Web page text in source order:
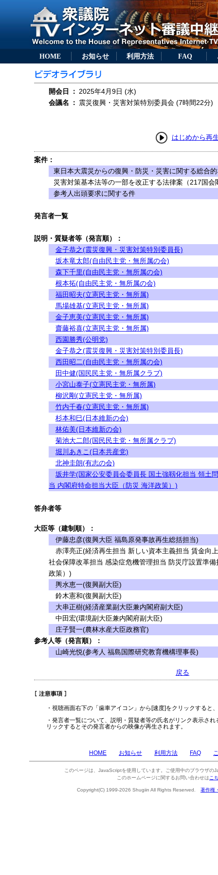
HOME お知らせ 利用方法 FAQ
開会日 ： 2025年4月9日 (水)
会議名
： 震災復興・災害対策特別委員会 (7時間22分)
はじめから再
案件：
東日本大震災からの復興・防災・災害に関する総合
災害対策基本法等の一部を改正する法律案（217国会
参考人出頭要求に関する件
発言者一覧
説明・質疑者等（発言順）：
金子恭之(震災復興・災害対策特別委員長)
坂本竜太郎(自由民主党・無所属の会)
森下千里(自由民主党・無所属の会)
根本拓(自由民主党・無所属の会)
福田昭夫(立憲民主党・無所属)
馬場雄基(立憲民主党・無所属)
金子恵美(立憲民主党・無所属)
齋藤裕喜(立憲民主党・無所属)
西園勝秀(公明党)
金子恭之(震災復興・災害対策特別委員長)
西田昭二(自由民主党・無所属の会)
田中健(国民民主党・無所属クラブ)
小宮山泰子(立憲民主党・無所属)
柳沢剛(立憲民主党・無所属)
竹内千春(立憲民主党・無所属)
杉本和巳(日本維新の会)
林佑美(日本維新の会)
菊池大二郎(国民民主党・無所属クラブ)
堀川あきこ(日本共産党)
北神圭朗(有志の会)
坂井学(国家公安委員会委員長 国土強靱化担当 領土
当 内閣府特命担当大臣（防災 海洋政策）)
答弁者等
大臣等（建制順）：
伊藤忠彦(復興大臣 福島原発事故再生総括担当)
赤澤亮正(経済再生担当 新しい資本主義担当 賃金向
社会保障改革担当 感染症危機管理担当 防災庁設置準
政策）)
輿水恵一(復興副大臣)
鈴木憲和(復興副大臣)
大串正樹(経済産業副大臣兼内閣府副大臣)
中田宏(環境副大臣兼内閣府副大臣)
庄子賢一(農林水産大臣政務官)
参考人等（発言順）：
山崎光悦(参考人 福島国際研究教育機構理事長)
戻る
・視聴画面右下の「歯車アイコン」から[速度]をクリックすると
・発言者一覧について、説明・質疑者等の氏名がリンク表示さ
リックするとその発言者からの映像が再生されます。
HOME お知らせ 利用方法 FAQ
このページは、JavaScriptを使用しています。ご使用中のブラウザの
このホームページに関するお問い合わせは こ
Copyright(C) 1999-2026 Shugiin All Rights Reserved. 著作権